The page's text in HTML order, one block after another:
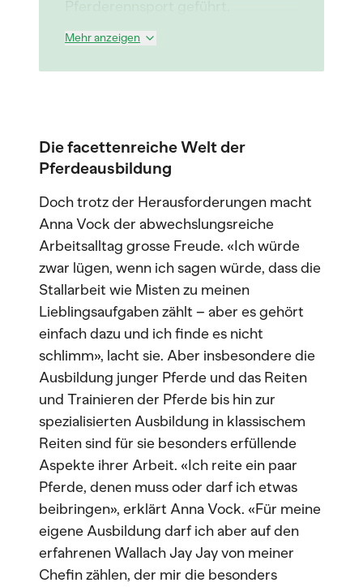
Mehr anzeigen
Die facettenreiche Welt der
Pferdeausbildung
Doch trotz der Herausforderungen macht
Anna Vock der abwechslungsreiche
Arbeitsalltag grosse Freude. «Ich würde
zwar lügen, wenn ich sagen würde, dass die
Stallarbeit wie Misten zu meinen
Lieblingsaufgaben zählt – aber es gehört
einfach dazu und ich finde es nicht
schlimm», lacht sie. Aber insbesondere die
Ausbildung junger Pferde und das Reiten
und Trainieren der Pferde bis hin zur
spezialisierten Ausbildung in klassischem
Reiten sind für sie besonders erfüllende
Aspekte ihrer Arbeit. «Ich reite ein paar
Pferde, denen muss oder darf ich etwas
beibringen», erklärt Anna Vock. «Für meine
eigene Ausbildung darf ich aber auf den
erfahrenen Wallach Jay Jay von meiner
Chefin zählen, der mir die besonders